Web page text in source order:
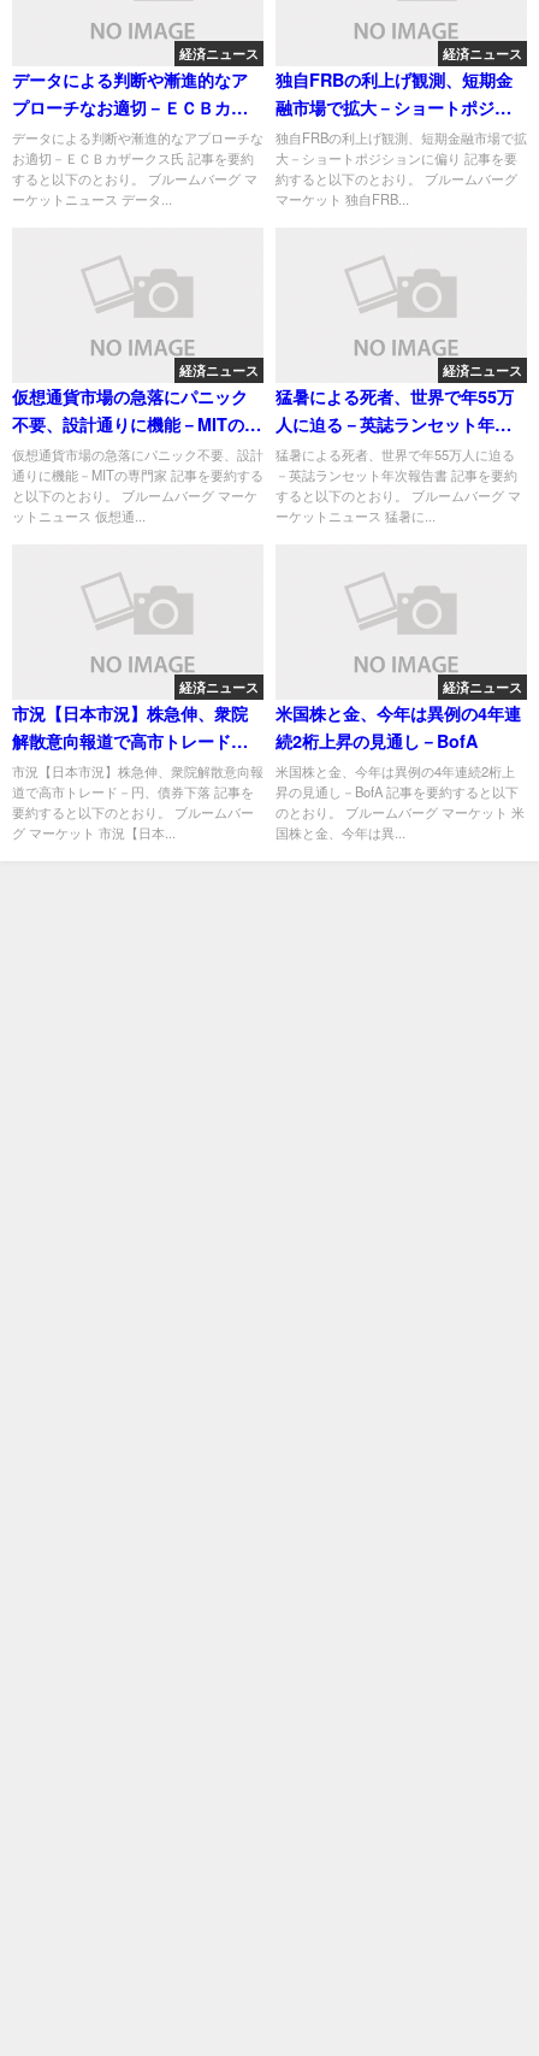
経済ニュース
データによる判断や漸進的なア
プローチなお適切－ＥＣＢカザ
ークス氏
データによる判断や漸進的なアプローチな
お適切－ＥＣＢカザークス氏 記事を要約
すると以下のとおり。 ブルームバーグ マ
ーケットニュース データ...
経済ニュース
独自FRBの利上げ観測、短期金
融市場で拡大－ショートポジシ
ョンに偏り
独自FRBの利上げ観測、短期金融市場で拡
大－ショートポジションに偏り 記事を要
約すると以下のとおり。 ブルームバーグ
マーケット 独自FRB...
経済ニュース
仮想通貨市場の急落にパニック
不要、設計通りに機能－MITの専
門家
仮想通貨市場の急落にパニック不要、設計
通りに機能－MITの専門家 記事を要約する
と以下のとおり。 ブルームバーグ マーケ
ットニュース 仮想通...
経済ニュース
猛暑による死者、世界で年55万
人に迫る－英誌ランセット年次
報告書
猛暑による死者、世界で年55万人に迫る
－英誌ランセット年次報告書 記事を要約
すると以下のとおり。 ブルームバーグ マ
ーケットニュース 猛暑に...
経済ニュース
市況【日本市況】株急伸、衆院
解散意向報道で高市トレード－
円、債券下落
市況【日本市況】株急伸、衆院解散意向報
道で高市トレード－円、債券下落 記事を
要約すると以下のとおり。 ブルームバー
グ マーケット 市況【日本...
経済ニュース
米国株と金、今年は異例の4年連
続2桁上昇の見通し－BofA
米国株と金、今年は異例の4年連続2桁上
昇の見通し－BofA 記事を要約すると以下
のとおり。 ブルームバーグ マーケット 米
国株と金、今年は異...